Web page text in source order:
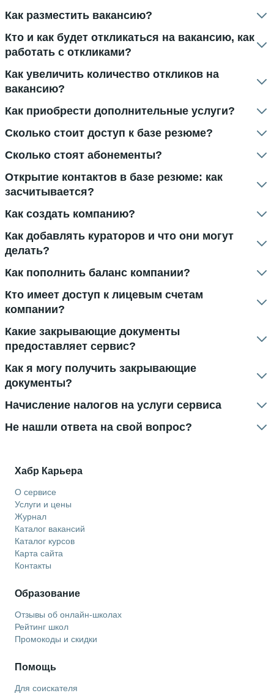
Как разместить вакансию?
Кто и как будет откликаться на вакансию, как
работать с откликами?
Как увеличить количество откликов на
вакансию?
Как приобрести дополнительные услуги?
Сколько стоит доступ к базе резюме?
Сколько стоят абонементы?
Открытие контактов в базе резюме: как
засчитывается?
Как создать компанию?
Как добавлять кураторов и что они могут
делать?
Как пополнить баланс компании?
Кто имеет доступ к лицевым счетам
компании?
Какие закрывающие документы
предоставляет сервис?
Как я могу получить закрывающие
документы?
Начисление налогов на услуги сервиса
Не нашли ответа на свой вопрос?
Хабр Карьера
О сервисе
Услуги и цены
Журнал
Каталог вакансий
Каталог курсов
Карта сайта
Контакты
Образование
Отзывы об онлайн-школах
Рейтинг школ
Промокоды и скидки
Помощь
Для соискателя